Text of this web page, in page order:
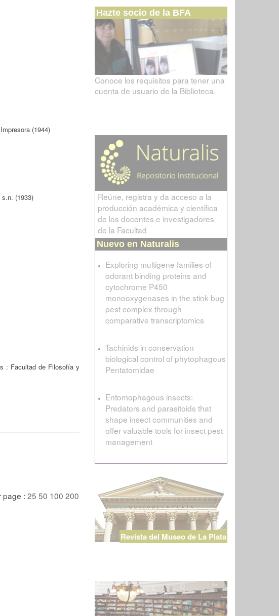
(1944)
(1933)
: Facultad de Filosofía y
page : 25 50 100 200
Hazte socio de la BFA
Conoce los requisitos para tener una
cuenta de usuario de la Biblioteca.
Reúne, registra y da acceso a la
producción académica y científica
de los docentes e investigadores
de la Facultad
Nuevo en Naturalis
Exploring multigene families of
odorant binding proteins and
cytochrome P450
monooxygenases in the stink bug
pest complex through
comparative transcriptomics
Tachinids in conservation
biological control of phytophagous
Pentatomidae
Entomophagous insects:
Predators and parasitoids that
shape insect communities and
offer valuable tools for insect pest
management
Revista del Museo de La Plata